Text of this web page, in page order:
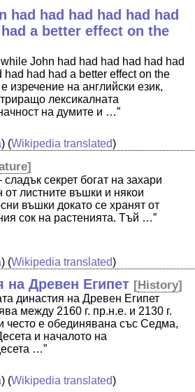
had had had had had had
a better effect on the
while John had had had had had had
had had had a better effect on the
изречение на английски език,
лексикалната
на думите и …”
) (Wikipedia translated)
]
сладък секрет богат на захари
от листните въшки и някои
въшки докато се хранят от
сок на растенията. Тъй …”
) (Wikipedia translated)
на Древен Египет [History]
династия на Древен Египет
между 2160 г. пр.н.е. и 2130 г.
често е обединявана със Седма,
и началото на
…”
) (Wikipedia translated)